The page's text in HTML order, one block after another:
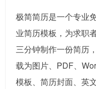
极简简历是一个专业
业简历模板，为求职
三分钟制作一份简历
载为图片、PDF、
模板、简历封面、英